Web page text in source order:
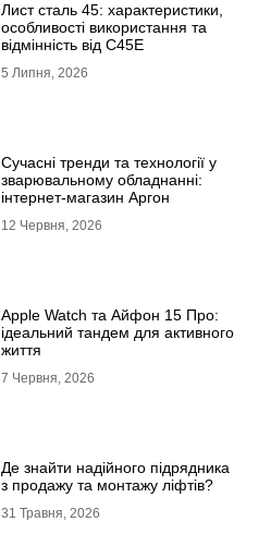
Лист сталь 45: характеристики,
особливості використання та
відмінність від C45E
5 Липня, 2026
Сучасні тренди та технології у
зварювальному обладнанні:
інтернет-магазин Аргон
12 Червня, 2026
Apple Watch та Айфон 15 Про:
ідеальний тандем для активного
життя
7 Червня, 2026
Де знайти надійного підрядника
з продажу та монтажу ліфтів?
31 Травня, 2026